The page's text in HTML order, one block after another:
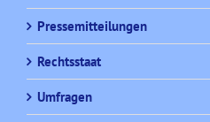
Pressemitteilungen
Rechtsstaat
Umfragen